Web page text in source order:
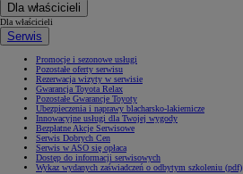
Dla właścicieli
Dla właścicieli
Serwis
Promocje i sezonowe usługi
Pozostałe oferty serwisu
Rezerwacja wizyty w serwisie
Gwarancja Toyota Relax
Pozostałe Gwarancje Toyoty
Ubezpieczenia i naprawy blacharsko-lakiernicze
Innowacyjne usługi dla Twojej wygody
Bezpłatne Akcje Serwisowe
Serwis Dobrych Cen
Serwis w ASO się opłaca
Dostęp do informacji serwisowych
Wykaz wydanych zaświadczeń o odbytym szkoleniu (pdf)